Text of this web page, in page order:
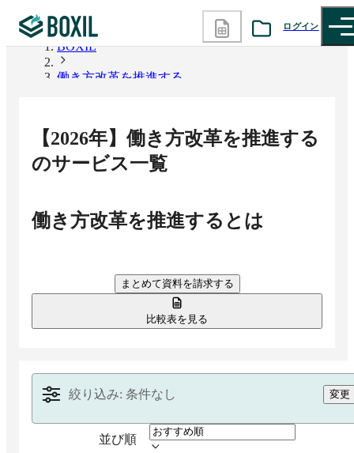
ログイン
カテゴリから探す
記事から探す
BOXIL
働き方改革を推進する
【2026年】 働き方改革を推進する
のサービス一覧
働き方改革を推進する とは
まとめて資料を請求する
比較表を見る
絞り込み: 条件なし 変更
並び順